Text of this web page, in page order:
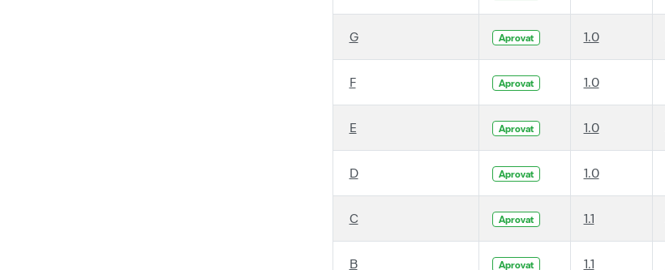
G Aprovat 1.0
F Aprovat 1.0
E Aprovat 1.0
D Aprovat 1.0
C Aprovat 1.1
B Aprovat 1.1